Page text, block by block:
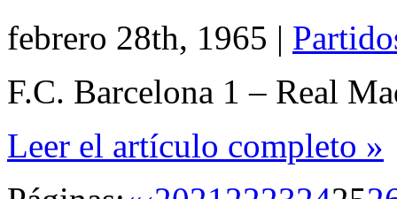
febrero 28th, 1965 |
F.C. Barcelona 1 – Real
Leer el artículo completo »